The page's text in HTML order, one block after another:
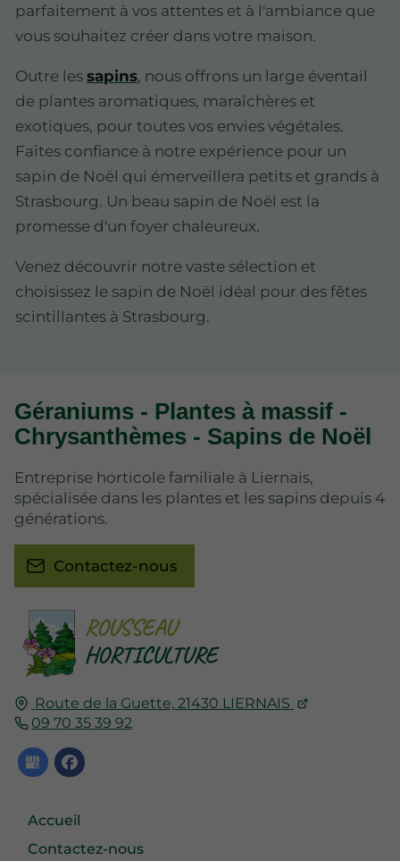
parfaitement à vos attentes et à l'ambiance que
vous souhaitez créer dans votre maison.
Outre les sapins, nous offrons un large éventail
de plantes aromatiques, maraîchères et
exotiques, pour toutes vos envies végétales.
Faites confiance à notre expérience pour un
sapin de Noël qui émerveillera petits et grands à
Strasbourg. Un beau sapin de Noël est la
promesse d'un foyer chaleureux.
Venez découvrir notre vaste sélection et
choisissez le sapin de Noël idéal pour des fêtes
scintillantes à Strasbourg.
Route de la Guette, 21430 LIERNAIS
09 70 35 39 92
Accueil
Contactez-nous
Géraniums - Plantes à massif -
Chrysanthèmes - Sapins de Noël
Entreprise horticole familiale à Liernais,
spécialisée dans les plantes et les sapins depuis 4
générations.
Contactez-nous